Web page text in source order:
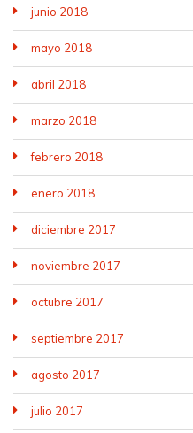
junio 2018
mayo 2018
abril 2018
marzo 2018
febrero 2018
enero 2018
diciembre 2017
noviembre 2017
octubre 2017
septiembre 2017
agosto 2017
julio 2017